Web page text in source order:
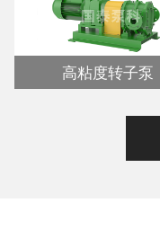
高粘度转子泵